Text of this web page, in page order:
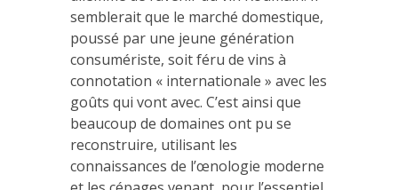
semblerait que le marché domestique,
poussé par une jeune génération
consumériste, soit féru de vins à
connotation « internationale » avec les
goûts qui vont avec. C’est ainsi que
beaucoup de domaines ont pu se
reconstruire, utilisant les
connaissances de l’œnologie moderne